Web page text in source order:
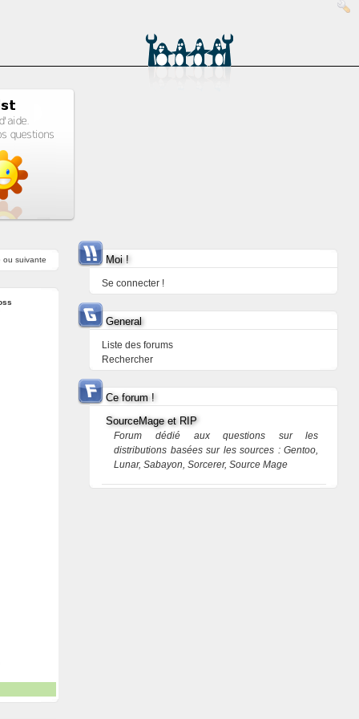
ou suivante Moi !
Se connecter !
General
Liste des forums
Rechercher
Ce forum !
SourceMage et RIP
Forum dédié aux questions sur les
distributions basées sur les sources : Gentoo,
Lunar, Sabayon, Sorcerer, Source Mage